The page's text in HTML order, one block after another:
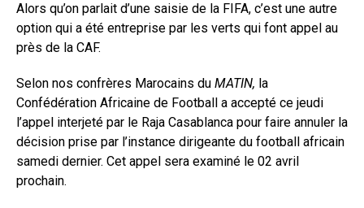
Alors qu’on parlait d’une saisie de la FIFA, c’est une autre
option qui a été entreprise par les verts qui font appel au
près de la CAF.
Selon nos confrères Marocains du MATIN, la
Confédération Africaine de Football a accepté ce jeudi
l’appel interjeté par le Raja Casablanca pour faire annuler la
décision prise par l’instance dirigeante du football africain
samedi dernier. Cet appel sera examiné le 02 avril
prochain.